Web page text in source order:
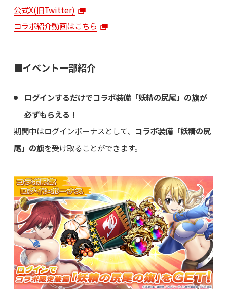
公式X(旧Twitter)
コラボ紹介動画はこちら
■イベント一部紹介
ログインするだけでコラボ装備「妖精の尻尾」の旗が
必ずもらえる！
期間中はログインボーナスとして、 コラボ装備「妖精の尻
尾」の旗を受け取ることができます。